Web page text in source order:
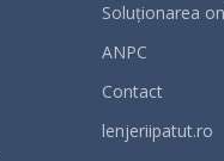
Soluționarea
ANPC
Contact
lenjeriipatut.ro